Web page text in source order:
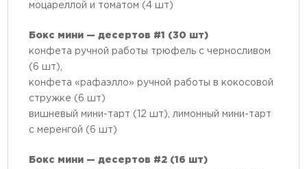
моцареллой и томатом (4 шт)
Бокс мини — десертов #1 (30 шт)
конфета ручной работы трюфель с черносливом
(6 шт),
конфета «рафаэлло» ручной работы в кокосовой
стружке (6 шт)
вишневый мини-тарт (12 шт), лимонный мини-тарт
с меренгой (6 шт)
Бокс мини — десертов #2 (16 шт)